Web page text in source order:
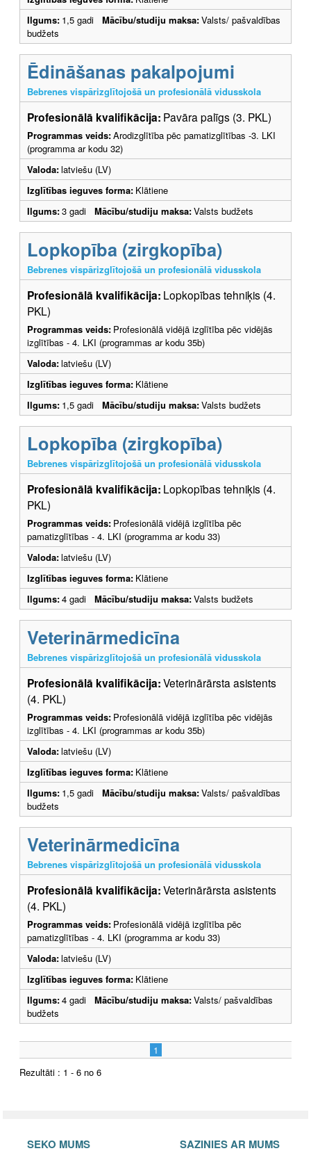
Ilgums: 1,5 gadi Mācību/studiju maksa:Valsts/ pašvaldības
budžets
Ēdināšanas pakalpojumi
Bebrenes vispārizglītojošā un profesionālā vidusskola
Profesionālā kvalifikācija: Pavāra palīgs (3. PKL)
Programmas veids:Arodizglītība pēc pamatizglītības -3. LKI
(programma ar kodu 32)
Valoda:latviešu (LV)
Izglītības ieguves forma: Klātiene
Ilgums:3 gadi Mācību/studiju maksa:Valsts budžets
Lopkopība (zirgkopība)
Bebrenes vispārizglītojošā un profesionālā vidusskola
Profesionālā kvalifikācija: Lopkopības tehniķis (4.
PKL)
Programmas veids: Profesionālā vidējā izglītība pēc vidējās
izglītības - 4. LKI (programmas ar kodu 35b)
Valoda:latviešu (LV)
Izglītības ieguves forma: Klātiene
Ilgums: 1,5 gadi Mācību/studiju maksa:Valsts budžets
Lopkopība (zirgkopība)
Bebrenes vispārizglītojošā un profesionālā vidusskola
Profesionālā kvalifikācija: Lopkopības tehniķis (4.
PKL)
Programmas veids: Profesionālā vidējā izglītība pēc
pamatizglītības - 4. LKI (programma ar kodu 33)
Valoda:latviešu (LV)
Izglītības ieguves forma: Klātiene
Ilgums:4 gadi Mācību/studiju maksa:Valsts budžets
Veterinārmedicīna
Bebrenes vispārizglītojošā un profesionālā vidusskola
Profesionālā kvalifikācija:Veterinārārsta asistents
(4. PKL)
Programmas veids: Profesionālā vidējā izglītība pēc vidējās
izglītības - 4. LKI (programmas ar kodu 35b)
Valoda:latviešu (LV)
Izglītības ieguves forma: Klātiene
Ilgums: 1,5 gadi Mācību/studiju maksa:Valsts/ pašvaldības
budžets
Veterinārmedicīna
Bebrenes vispārizglītojošā un profesionālā vidusskola
Profesionālā kvalifikācija:Veterinārārsta asistents
(4. PKL)
Programmas veids: Profesionālā vidējā izglītība pēc
pamatizglītības - 4. LKI (programma ar kodu 33)
Valoda:latviešu (LV)
Izglītības ieguves forma: Klātiene
Ilgums:4 gadi Mācību/studiju maksa:Valsts/ pašvaldības
budžets
1
Rezultāti : 1 - 6 no 6
SEKO MUMS SAZINIES AR MUMS